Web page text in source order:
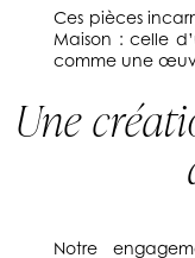
Ces pièces
Maison : celle
comme une
Une
Notre